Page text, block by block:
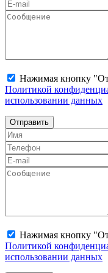
Нажимая кнопку
Политикой
использовании данных
Отправить
Нажимая кнопку
Политикой
использовании данных